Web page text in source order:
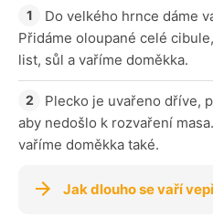
Do velkého hrnce dáme
Přidáme oloupané celé
list, sůl a vaříme doměkka.
Plecko je uvařeno dříve,
aby nedošlo k rozvaření
vaříme doměkka také.
Jak dlouho se vaří